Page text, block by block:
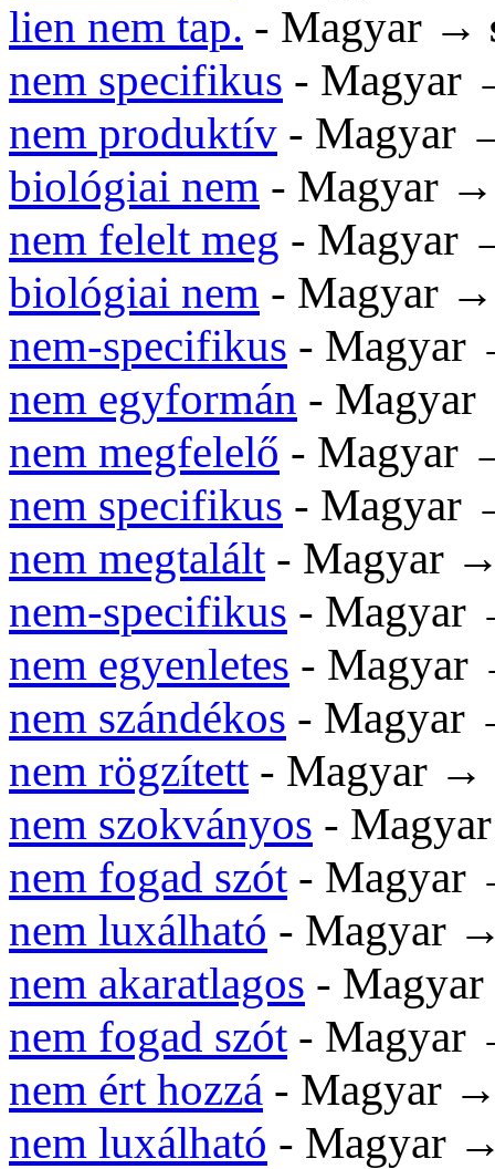
lien nem tap. - Magyar →
nem specifikus -
nem produktív - Magyar
biológiai nem - Magyar
nem felelt meg -
biológiai nem - Magyar
nem-specifikus -
nem egyformán -
nem megfelelő -
nem specifikus -
nem megtalált- Magyar
nem-specifikus -
nem egyenletes -
nem szándékos -
nem rögzített- Magyar →
nem szokványos -
nem fogad szót-
nem luxálható - Magyar
nem akaratlagos -
nem fogad szót-
nem ért hozzá - Magyar
nem luxálható - Magyar